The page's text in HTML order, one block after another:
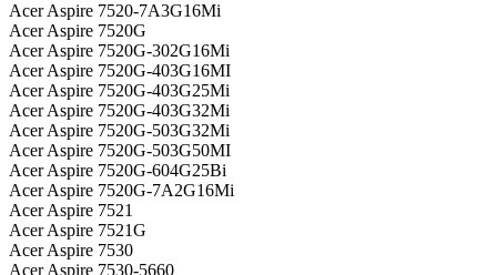
Acer Aspire 7520-7A3G16Mi
Acer Aspire 7520G
Acer Aspire 7520G-302G16Mi
Acer Aspire 7520G-403G16MI
Acer Aspire 7520G-403G25Mi
Acer Aspire 7520G-403G32Mi
Acer Aspire 7520G-503G32Mi
Acer Aspire 7520G-503G50MI
Acer Aspire 7520G-604G25Bi
Acer Aspire 7520G-7A2G16Mi
Acer Aspire 7521
Acer Aspire 7521G
Acer Aspire 7530
Acer Aspire 7530-5660